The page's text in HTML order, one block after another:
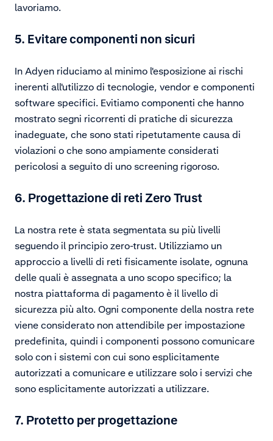
lavoriamo.
5. Evitare componenti non sicuri
In Adyen riduciamo al minimo l'esposizione ai rischi
inerenti all'utilizzo di tecnologie, vendor e componenti
software specifici. Evitiamo componenti che hanno
mostrato segni ricorrenti di pratiche di sicurezza
inadeguate, che sono stati ripetutamente causa di
violazioni o che sono ampiamente considerati
pericolosi a seguito di uno screening rigoroso.
6. Progettazione di reti Zero Trust
La nostra rete è stata segmentata su più livelli
seguendo il principio zero-trust. Utilizziamo un
approccio a livelli di reti fisicamente isolate, ognuna
delle quali è assegnata a uno scopo specifico; la
nostra piattaforma di pagamento è il livello di
sicurezza più alto. Ogni componente della nostra rete
viene considerato non attendibile per impostazione
predefinita, quindi i componenti possono comunicare
solo con i sistemi con cui sono esplicitamente
autorizzati a comunicare e utilizzare solo i servizi che
sono esplicitamente autorizzati a utilizzare.
7. Protetto per progettazione